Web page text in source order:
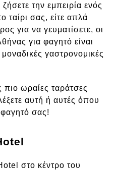
την εμπειρία ενός
ταίρι σας, είτε απλά
για να γευματίσετε, οι
για φαγητό είναι
γαστρονομικές
πιο ωραίες ταράτσες
αυτή ή αυτές όπου
σας!
στο κέντρο του